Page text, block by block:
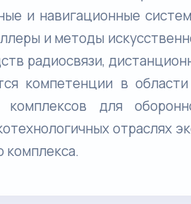
и навигационные
и методы
радиосвязи,
компетенции в
комплексов для
отраслях
комплекса.